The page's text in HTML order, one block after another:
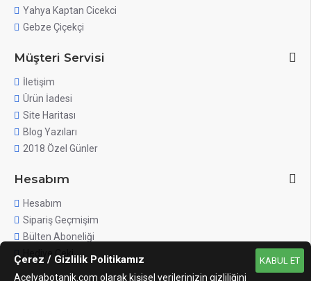
Yahya Kaptan Cicekci
Gebze Çiçekçi
Müşteri Servisi
İletişim
Ürün İadesi
Site Haritası
Blog Yazıları
2018 Özel Günler
Hesabım
Hesabım
Sipariş Geçmişim
Bülten Aboneliği
Hediye Çeki
KABUL ET
Çerez / Gizlilik Politikamız
Acelyabotanik.com olarak kişisel verilerinizin gizliliğini